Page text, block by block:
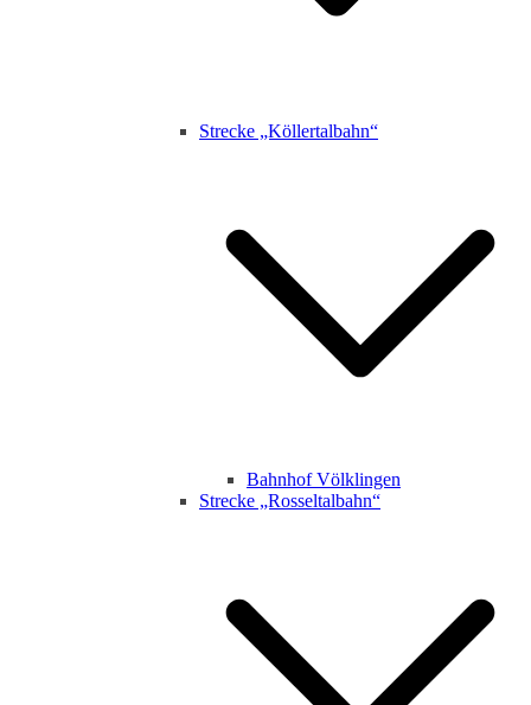
Strecke „Köllertalbahn“
Bahnhof Völklingen
Strecke „Rosseltalbahn“